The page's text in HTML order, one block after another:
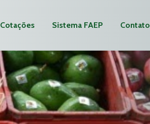
Cotações Sistema FAEP Contato